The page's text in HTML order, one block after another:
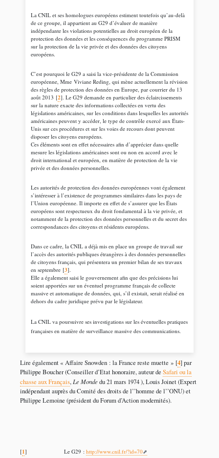
La CNIL et ses homologues européens estiment toutefois qu’au-delà
de ce groupe, il appartient au G29 d’évaluer de manière
indépendante les violations potentielles au droit européen de la
protection des données et les conséquences du programme PRISM
sur la protection de la vie privée et des données des citoyens
européens.
C’est pourquoi le G29 a saisi la vice-présidente de la Commission
européenne, Mme Viviane Reding, qui mène actuellement la révision
des règles de protection des données en Europe, par courrier du 13
août 2013 [2]. Le G29 demande en particulier des éclaircissements
sur la nature exacte des informations collectées en vertu des
législations américaines, sur les conditions dans lesquelles les autorités
américaines peuvent y accéder, le type de contrôle exercé aux États-
Unis sur ces procédures et sur les voies de recours dont peuvent
disposer les citoyens européens.
Ces éléments sont en effet nécessaires afin d’apprécier dans quelle
mesure les législations américaines sont ou non en accord avec le
droit international et européen, en matière de protection de la vie
privée et des données personnelles.
Les autorités de protection des données européennes vont également
s’intéresser à l’existence de programmes similaires dans les pays de
l’Union européenne. Il importe en effet de s’assurer que les États
européens sont respectueux du droit fondamental à la vie privée, et
notamment de la protection des données personnelles et du secret des
correspondances des citoyens et résidents européens.
Dans ce cadre, la CNIL a déjà mis en place un groupe de travail sur
l’accès des autorités publiques étrangères à des données personnelles
de citoyens français, qui présentera un premier bilan de ses travaux
en septembre[3].
Elle a également saisi le gouvernement afin que des précisions lui
soient apportées sur un éventuel programme français de collecte
massive et automatique de données, qui, s’il existait, serait réalisé en
dehors du cadre juridique prévu par le législateur.
La CNIL va poursuivre ses investigations sur les éventuelles pratiques
françaises en matière de surveillance massive des communications.
Lire également « Affaire Snowden : la France reste muette »[4]par
Philippe Boucher (Conseiller d’Etat honoraire, auteur de Safari ou la
chasse aux Français, Le Mondedu 21 mars 1974 ), Louis Joinet (Expert
indépendant auprès du Comité des droits de l’’homme de l’’ONU) et
Philippe Lemoine (président du Forum d’Action modernités).
[1] Le G29 : http://www.cnil.fr/?id=70